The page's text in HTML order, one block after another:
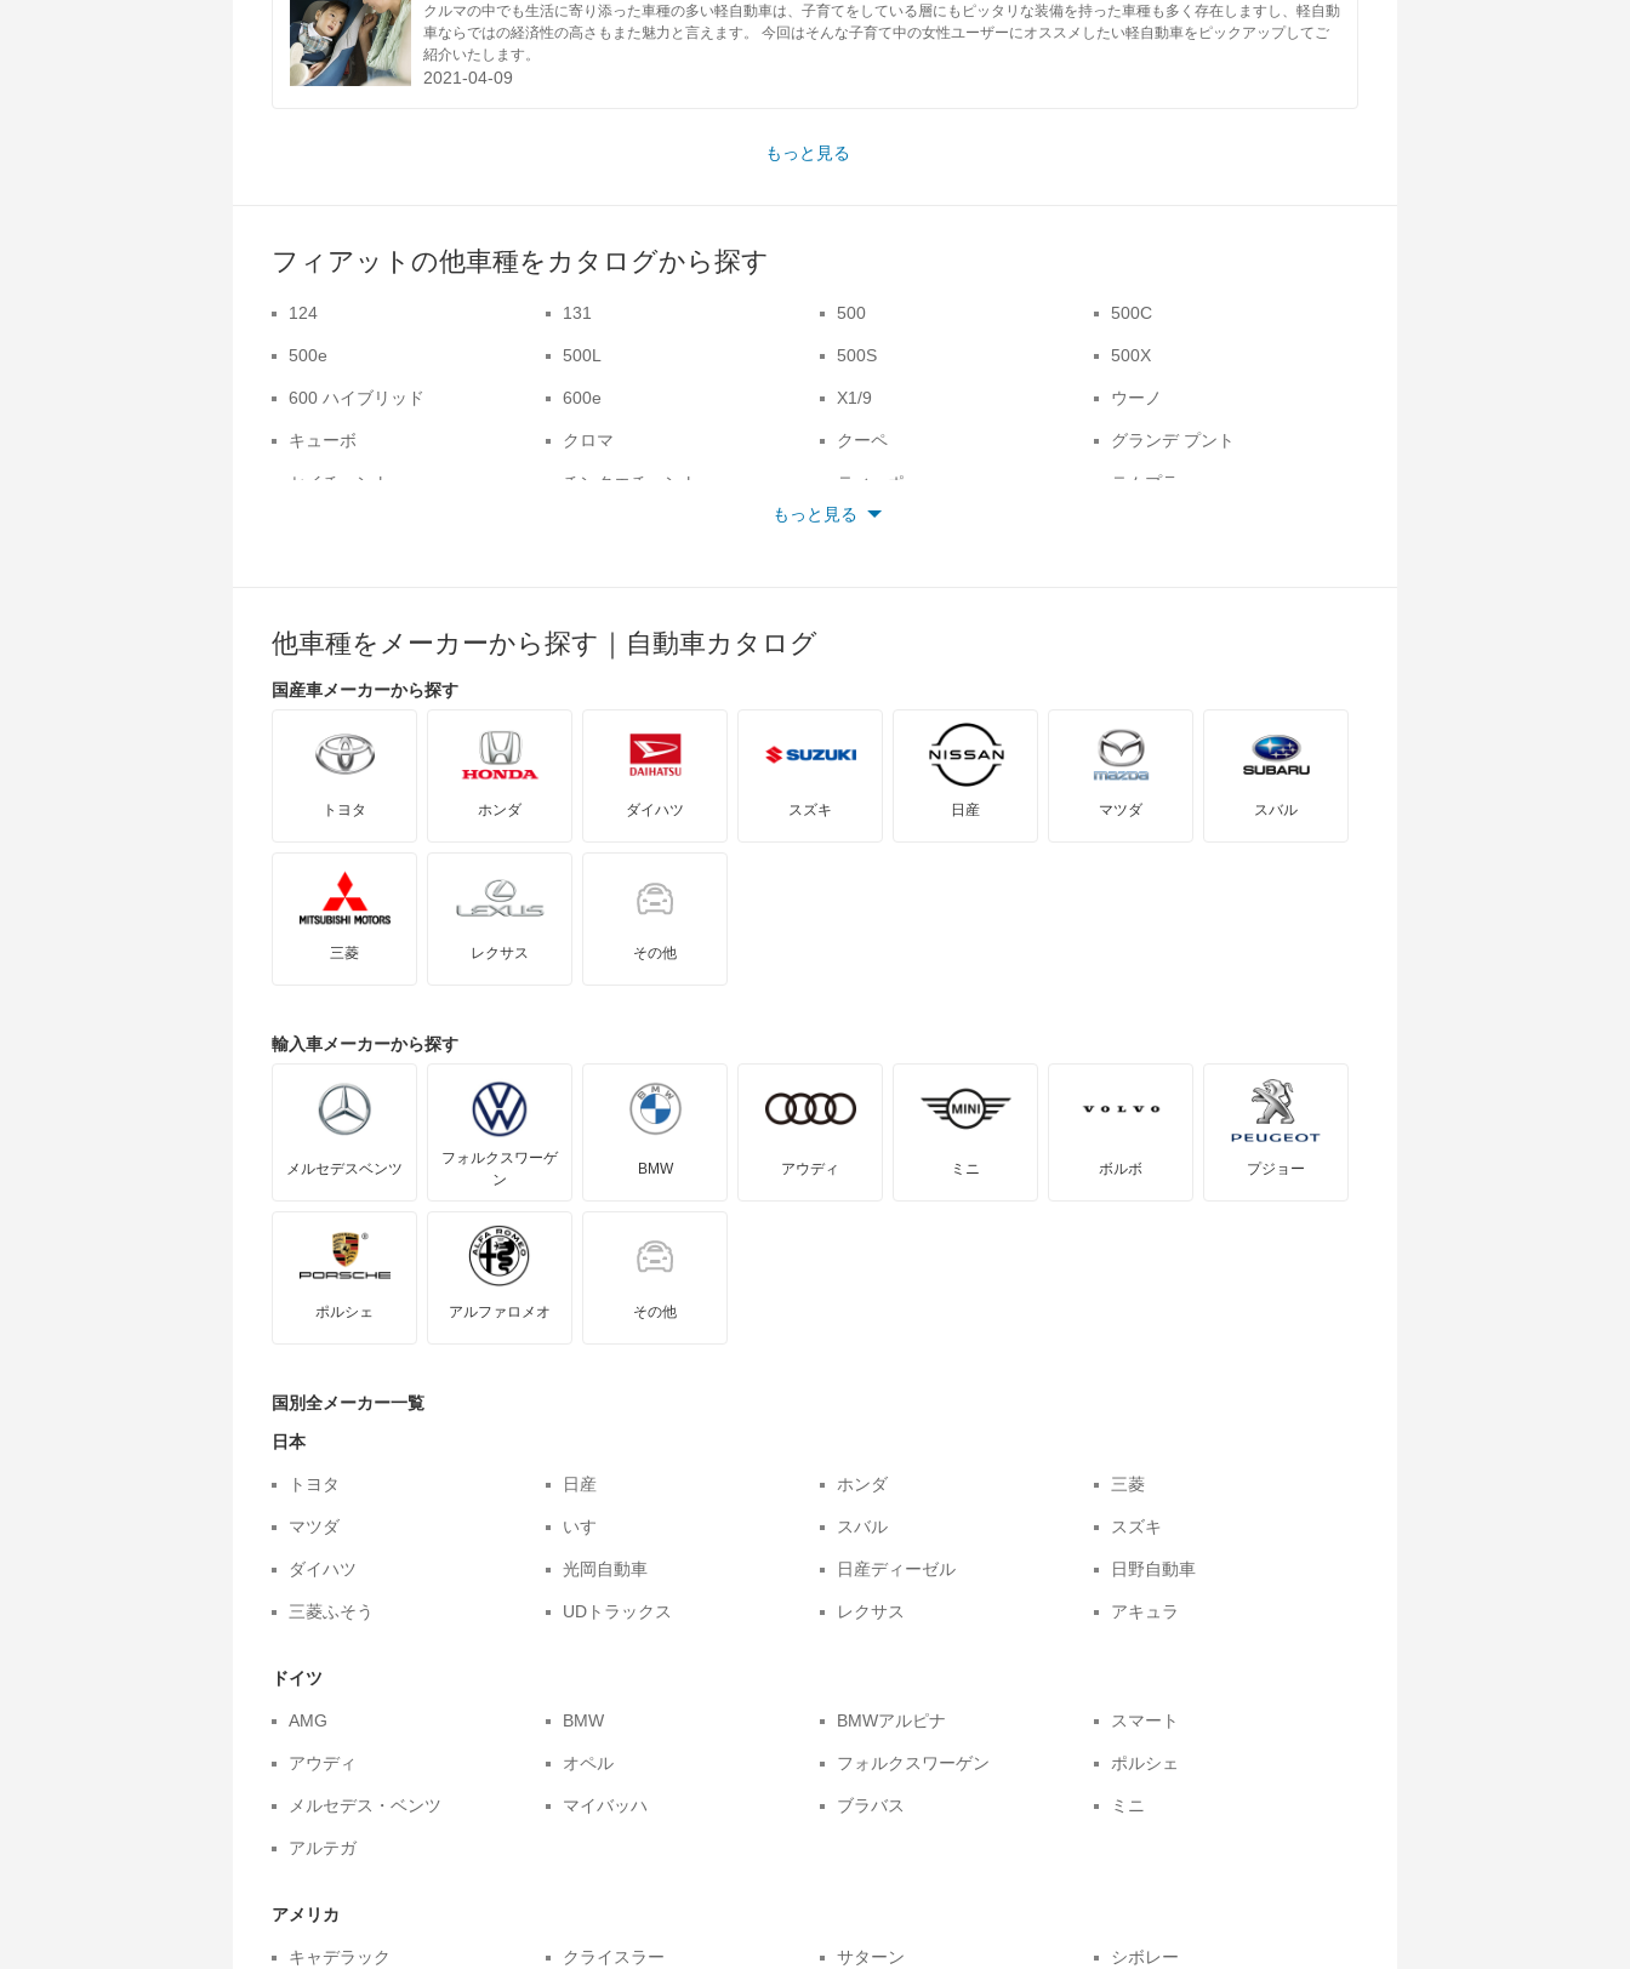
クルマの中でも生活に寄り添った車種の多い軽自動車は、子育てをしている層にもピッタリな装備を持った車種も多く存在しますし、軽自動
車ならではの経済性の高さもまた魅力と言えます。 今回はそんな子育て中の女性ユーザーにオススメしたい軽自動車をピックアップしてご
紹介いたします。
2021-04-09
もっと見る
フィアットの他車種をカタログから探す
124 131 500 500C
500e 500L 500S 500X
600 ハイブリッド 600e X1/9 ウーノ
キューボ クロマ クーペ グランデ プント
セイチェント チンクエチェント ティーポ テムプラ
バルケッタ
もっと見る
他車種をメーカーから探す｜自動車カタログ
国産車メーカーから探す
トヨタ ホンダ ダイハツ スズキ 日産 マツダ スバル
三菱 レクサス その他
輸入車メーカーから探す
メルセデスベンツ
フォルクスワーゲ
ン
BMW アウディ ミニ ボルボ プジョー
ポルシェ アルファロメオ その他
国別全メーカー一覧
日本
トヨタ 日産 ホンダ 三菱
マツダ いすゞ スバル スズキ
ダイハツ 光岡自動車 日産ディーゼル 日野自動車
三菱ふそう UDトラックス レクサス アキュラ
ドイツ
AMG BMW BMWアルピナ スマート
アウディ オペル フォルクスワーゲン ポルシェ
メルセデス・ベンツ マイバッハ ブラバス ミニ
アルテガ
アメリカ
キャデラック クライスラー サターン シボレー